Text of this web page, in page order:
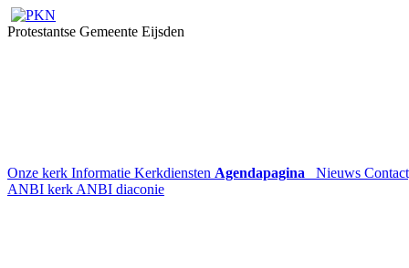
Protestantse Gemeente Eijsden
Onze kerk Informatie Kerkdiensten Agendapagina Nieuws
ANBI kerk ANBI diaconie